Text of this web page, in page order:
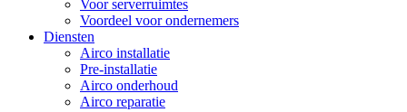
Voor serverruimtes
Voordeel voor ondernemers
Diensten
Airco installatie
Pre-installatie
Airco onderhoud
Airco reparatie